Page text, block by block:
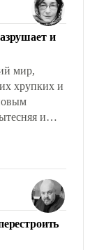
и
мир,
хрупких и
и
к
и
помогать